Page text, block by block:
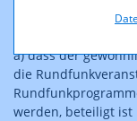
Für Ausbildungen
a) dass der
die
werden, beteiligt